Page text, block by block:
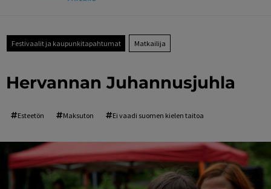
Festivaalit ja kaupunkitapahtumat Matkailija
Hervannan Juhannusjuhla
Esteetön Maksuton Ei vaadi suomen kielen taitoa